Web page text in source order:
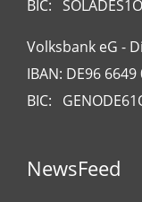
BIC:
Volksbank eG -
IBAN: DE96
BIC:
NewsFeed